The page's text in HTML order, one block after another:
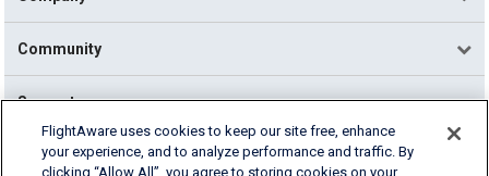
Community
Support
English (USA)
FlightAware uses cookies to keep our site free, enhance
your experience, and to analyze performance and traffic. By
clicking “Allow All”, you agree to storing cookies on your